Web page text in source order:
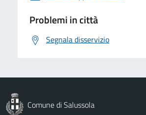
Problemi in città
Segnala disservizio
Comune di Salussola